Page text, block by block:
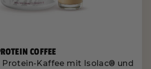
COFFEE
Protein-Kaffee mit Isolac® und